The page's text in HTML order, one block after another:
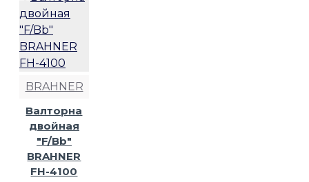
BRAHNER
Валторна
двойная
"F/Bb"
BRAHNER
FH-4100